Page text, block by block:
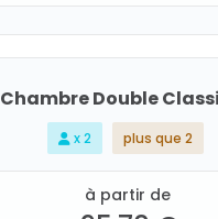
Chambre Double
x 2 plus que 2
à partir de